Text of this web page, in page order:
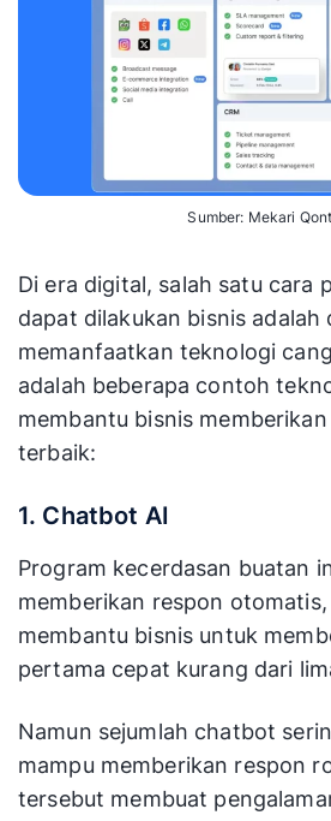
Sumber: Mekari
Di era digital, salah satu cara
dapat dilakukan bisnis adalah
memanfaatkan teknologi
adalah beberapa contoh
membantu bisnis
terbaik:
1. Chatbot AI
Program kecerdasan buatan
memberikan respon
membantu bisnis untuk
pertama cepat kurang dari
Namun sejumlah chatbot
mampu memberikan respon
tersebut membuat